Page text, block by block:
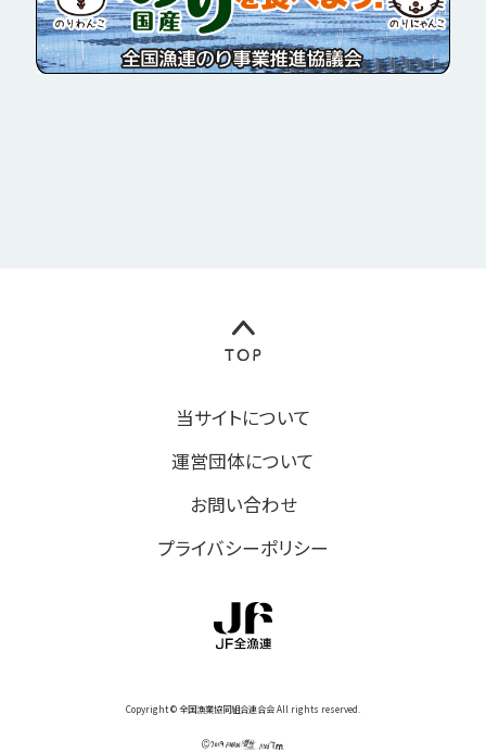
当サイトについて
運営団体について
お問い合わせ
プライバシーポリシー
Copyright © 全国漁業協同組合連合会 All rights reserved.